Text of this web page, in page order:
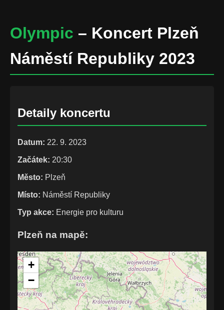
Olympic – Koncert Plzeň
Náměstí Republiky 2023
Detaily koncertu
Datum: 22. 9. 2023
Začátek: 20:30
Město: Plzeň
Místo: Náměstí Republiky
Typ akce: Energie pro kulturu
Plzeň na mapě:
+
−